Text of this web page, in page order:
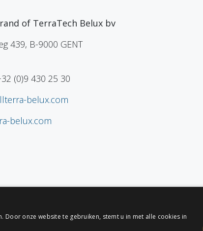
a brand of TerraTech Belux bv
439, B-
(0)9 430 25 30
belux.com
belux.com
onze website te gebruiken, stemt u in met alle cookies in